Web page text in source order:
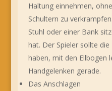
Haltung einnehmen,
Schultern zu
Stuhl oder einer Bank
hat. Der Spieler sollte
haben, mit den Ellbogen
Handgelenken gerade.
Das Anschlagen